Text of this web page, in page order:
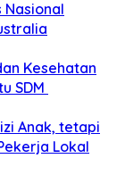
Nasional
Kesehatan
SDM
Anak, tetapi
Lokal